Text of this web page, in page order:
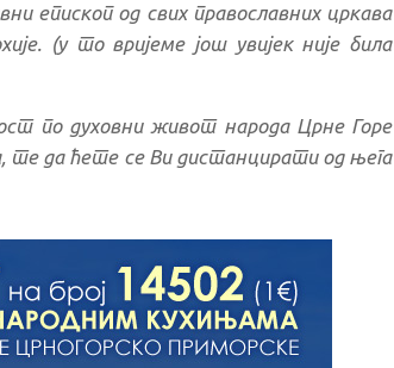
епископ од свих православних цркава
(у то вријеме још увијек није била
по духовни живот народа Црне Горе
те да ћете се Ви дистанцирати од њега